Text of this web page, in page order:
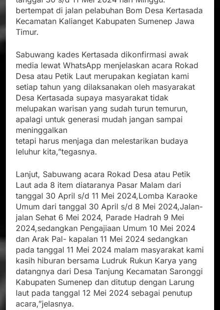
bertempat di jalan pelabuhan Bom Desa Kertasada
Kecamatan Kalianget Kabupaten Sumenep Jawa
Timur.
Sabuwang kades Kertasada dikonfirmasi awak
media lewat WhatsApp menjelaskan acara Rokad
Desa atau Petik Laut merupakan kegiatan kami
setiap tahun yang dilaksanakan oleh masyarakat
Desa Kertasada supaya masyarakat tidak
melupakan warisan yang sudah turun temurun,
apalagi untuk generasi mudah jangan sampai
meninggalkan
tetapi harus menjaga dan melestarikan budaya
leluhur kita,”tegasnya.
Lanjut, Sabuwang acara Rokad Desa atau Petik
Laut ada 8 item diataranya Pasar Malam dari
tanggal 30 April s/d 11 Mei 2024,Lomba Karaoke
Umum dari tanggal 30 April s/d 8 Mei 2024,Jalan-
jalan Sehat 6 Mei 2024, Parade Hadrah 9 Mei
2024,sedangkan Pengajiaan Umum 10 Mei 2024
dan Arak Pal- kapalan 11 Mei 2024 sedangkan
pada tanggal 11 Mei 2024 malam masyarakat kami
kasih hiburan bersama Ludruk Rukun Karya yang
datangnya dari Desa Tanjung Kecamatan Saronggi
Kabupaten Sumenep dan ditutup dengan Larung
laut pada tanggal 12 Mei 2024 sebagai penutup
acara,”jelasnya.